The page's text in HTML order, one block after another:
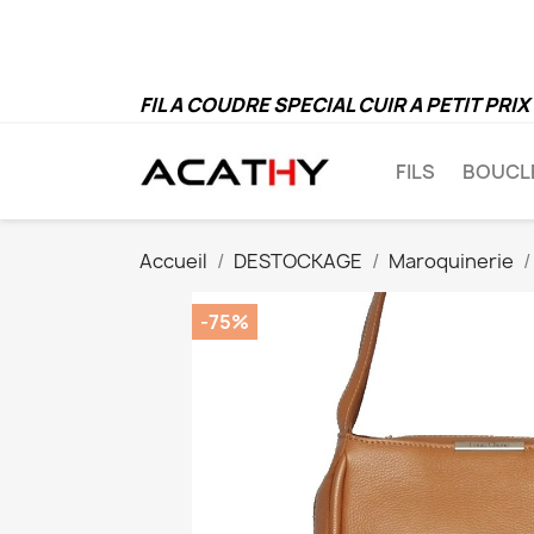
FIL A COUDRE SPECIAL CUIR A PETIT PRIX
FILS
Accueil DESTOCKAGE Maroquinerie
-75%